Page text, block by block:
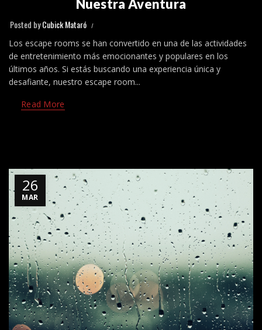
Nuestra Aventura
Posted byCubick Mataró
Los escape rooms se han convertido en una de las actividades
de entretenimiento más emocionantes y populares en los
últimos años. Si estás buscando una experiencia única y
desafiante, nuestro escape room...
Read More
26
MAR